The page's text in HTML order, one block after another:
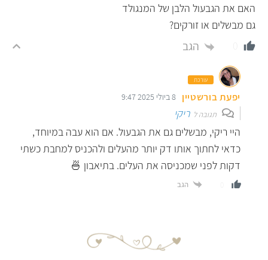
האם את הגבעול הלבן של המנגולד
גם מבשלים או זורקים?
הגב
עורכת
יפעת בורשטיין 8 ביולי 2025 9:47
תגובה לריקי
היי ריקי, מבשלים גם את הגבעול. אם הוא עבה במיוחד,
כדאי לחתוך אותו דק יותר מהעלים ולהכניס למחבת כשתי
דקות לפני שמכניסה את העלים. בתיאבון 🍜
הגב